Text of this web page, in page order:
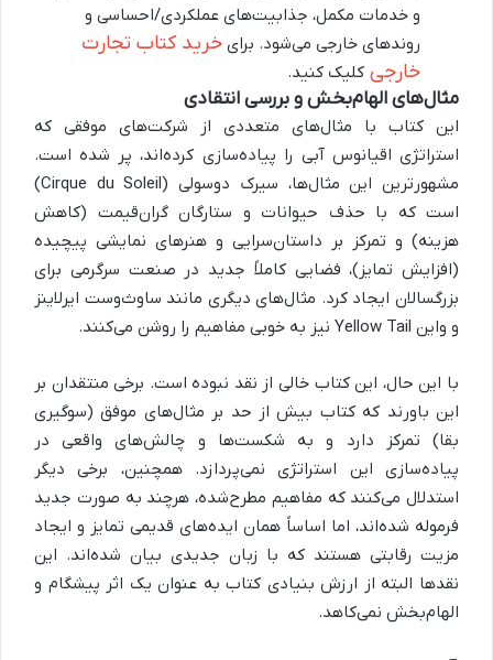
و خدمات مکمل، جذابیت‌های عملکردی/احساسی و
روندهای خارجی می‌شود. برای خرید کتاب تجارت
خارجی کلیک کنید.
مثال‌های الهام‌بخش و بررسی انتقادی
این کتاب با مثال‌های متعددی از شرکت‌های موفقی که
استراتژی اقیانوس آبی را پیاده‌سازی کرده‌اند، پر شده است.
مشهورترین این مثال‌ها، سیرک دوسولی (Cirque du Soleil)
است که با حذف حیوانات و ستارگان گران‌قیمت (کاهش
هزینه) و تمرکز بر داستان‌سرایی و هنرهای نمایشی پیچیده
(افزایش تمایز)، فضایی کاملاً جدید در صنعت سرگرمی برای
بزرگسالان ایجاد کرد. مثال‌های دیگری مانند ساوث‌وست ایرلاینز
و واین Yellow Tail نیز به خوبی مفاهیم را روشن می‌کنند.
با این حال، این کتاب خالی از نقد نبوده است. برخی منتقدان بر
این باورند که کتاب بیش از حد بر مثال‌های موفق (سوگیری
بقا) تمرکز دارد و به شکست‌ها و چالش‌های واقعی در
پیاده‌سازی این استراتژی نمی‌پردازد. همچنین، برخی دیگر
استدلال می‌کنند که مفاهیم مطرح‌شده، هرچند به صورت جدید
فرموله شده‌اند، اما اساساً همان ایده‌های قدیمی تمایز و ایجاد
مزیت رقابتی هستند که با زبان جدیدی بیان شده‌اند. این
نقدها البته از ارزش بنیادی کتاب به عنوان یک اثر پیشگام و
الهام‌بخش نمی‌کاهد.